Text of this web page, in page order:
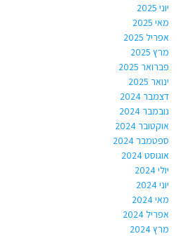
יוני 2025
מאי 2025
אפריל 2025
מרץ 2025
פברואר 2025
ינואר 2025
דצמבר 2024
נובמבר 2024
אוקטובר 2024
ספטמבר 2024
אוגוסט 2024
יולי 2024
יוני 2024
מאי 2024
אפריל 2024
מרץ 2024